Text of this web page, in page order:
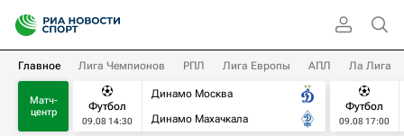
Главное Лига Чемпионов РПЛ Лига Европы АПЛ Ла Лига
Матч-
центр
Футбол
09.08 14:30
Динамо Москва
Динамо Махачкала
Футбол
09.08 17:00